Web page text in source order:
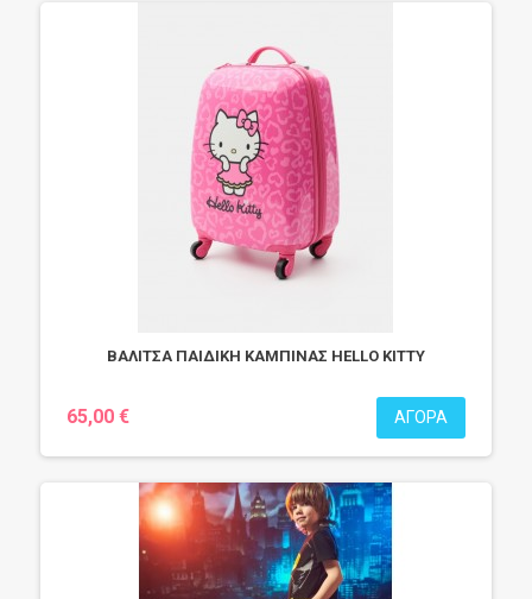
ΒΑΛΙΤΣΑ ΠΑΙΔΙΚΗ ΚΑΜΠΙΝΑΣ HELLO KITTY
65,00 € ΑΓΟΡΆ